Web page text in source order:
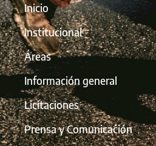
Inicio
Institucional
Áreas
Información general
Licitaciones
Prensa y Comunicación